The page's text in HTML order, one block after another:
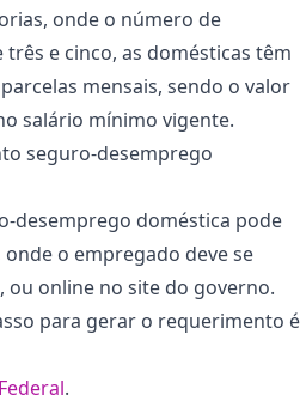
onde o número de
e cinco, as domésticas têm
mensais, sendo o valor
salário mínimo vigente.
seguro-desemprego
desemprego doméstica pode
o empregado deve se
ou online no site do governo.
para gerar o requerimento é
.